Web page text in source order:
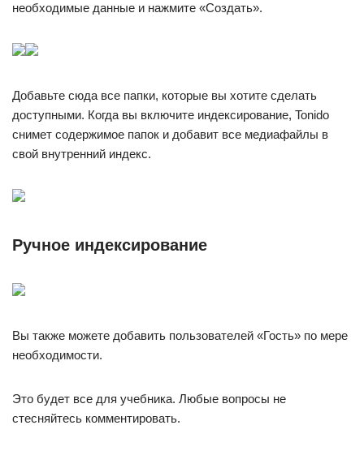
необходимые данные и нажмите «Создать».
Добавьте сюда все папки, которые вы хотите сделать
доступными. Когда вы включите индексирование, Tonido
снимет содержимое папок и добавит все медиафайлы в
свой внутренний индекс.
Ручное индексирование
Вы также можете добавить пользователей «Гость» по мере
необходимости.
Это будет все для учебника. Любые вопросы не
стесняйтесь комментировать.